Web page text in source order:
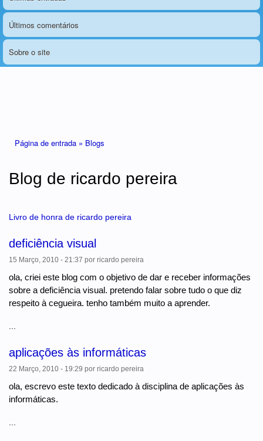
Últimos comentários
Sobre o site
Página de entrada » Blogs
Blog de ricardo pereira
Livro de honra de ricardo pereira
deficiência visual
15 Março, 2010 - 21:37 por ricardo pereira
ola, criei este blog com o objetivo de dar e receber informações
sobre a deficiência visual. pretendo falar sobre tudo o que diz
respeito à cegueira. tenho também muito a aprender.
aplicações às informáticas
22 Março, 2010 - 19:29 por ricardo pereira
ola, escrevo este texto dedicado à disciplina de aplicações às
informáticas.